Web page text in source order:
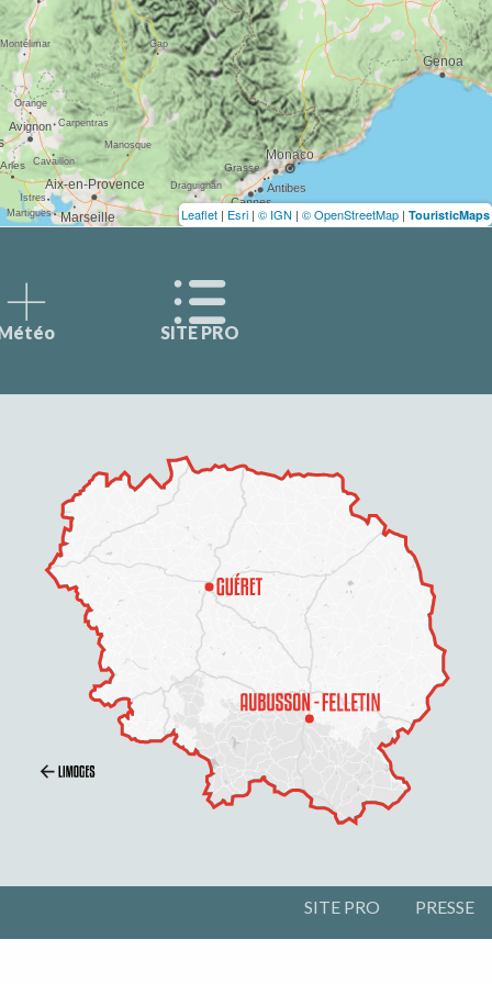
Leaflet | Esri | © IGN | © OpenStreetMap | TouristicMaps
SITE PRO
SITE PRO PRESSE